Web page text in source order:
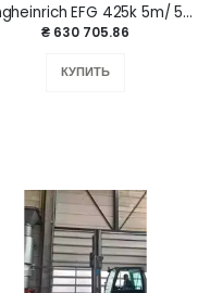
Jungheinrich EFG 425k 5m/ 5489mh/ 4v
₴ 630 705.86
КУПИТЬ